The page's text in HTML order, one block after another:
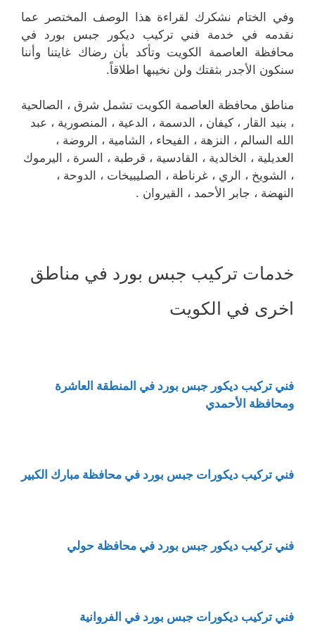
وفي الختام نشكرك لقراءة هذا الوصف المختصر عما
نقدمه في خدمة فني تركيب ديكور جبس بورد في
محافظة العاصمة الكويت وتأكد بأن رضاك غايتنا وأننا
سنكون الأجدر بثقتك ولن نخيبها اطلاقاً.
مناطق محافظة العاصمة الكويت تشمل شرق ، الصالحية
، بنيد القار ، كيفان ، الدسمة ، الدعية ، المنصورية ، عبد
الله السالم ، النزهة ، الفيحاء ، الشامية ، الروضة ،
العديلية ، الخالدية ، القادسية ، قرطبة ، السرة ، اليرموك
، الشويخ ، الري ، غرناطة ، الصليبيخات ، الدوحة ،
النهضة ، جابر الأحمد ، القيروان .
خدمات تركيب جبس بورد في مناطق
اخرى في الكويت
فني تركيب ديكور جبس بورد في المنطقة العاشرة
ومحافظة الأحمدي
فني تركيب ديكورات جبس بورد في محافظة مبارك الكبير
فني تركيب ديكور جبس بورد في محافظة حولي
فني تركيب ديكورات جبس بورد في الفروانية